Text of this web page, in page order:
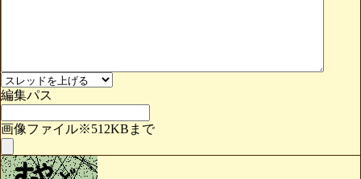
編集パス
画像ファイル※512KBまで